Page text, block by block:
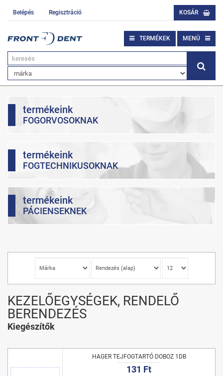
Belépés Regisztráció KOSÁR
TERMÉKEK MENÜ
termékeink
FOGORVOSOKNAK
termékeink
FOGTECHNIKUSOKNAK
termékeink
PÁCIENSEKNEK
KEZELŐEGYSÉGEK, RENDELŐ
BERENDEZÉS
Kiegészítők
HAGER TEJFOGTARTÓ DOBOZ 1DB
131 Ft